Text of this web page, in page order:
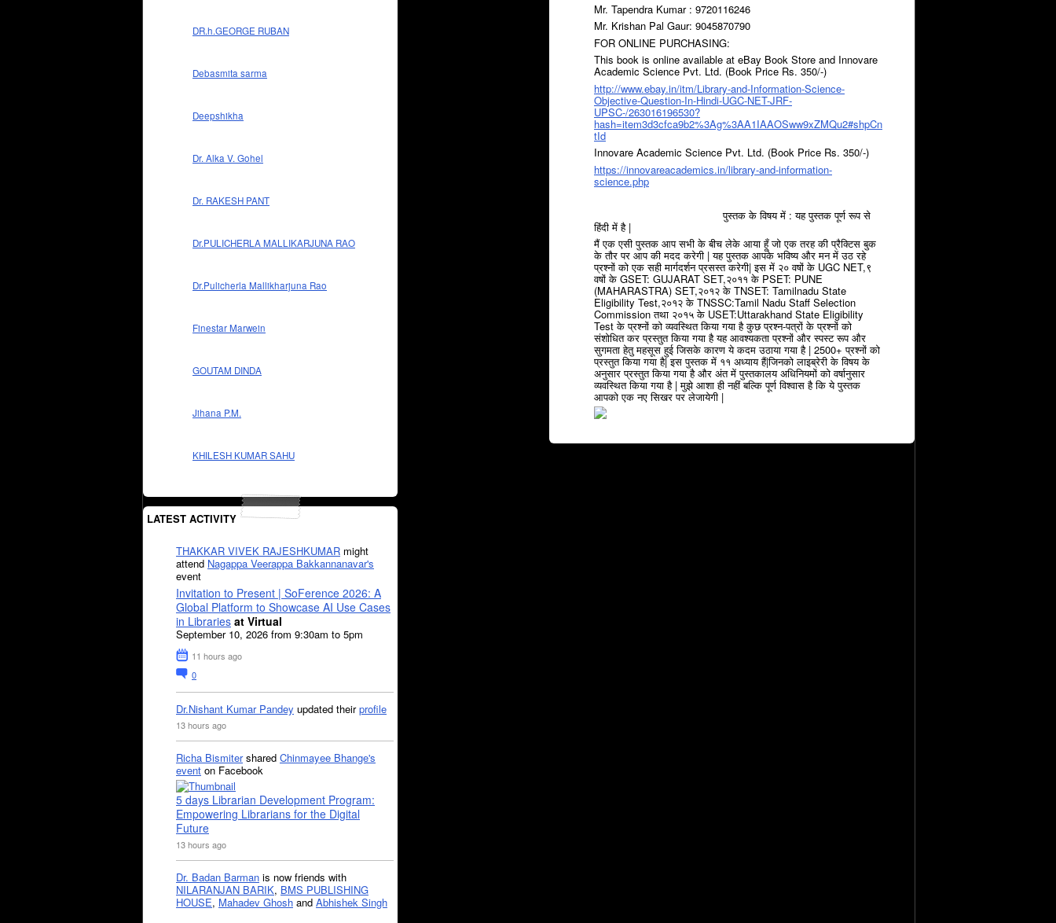
DR.h.GEORGE RUBAN
Debasmita sarma
Deepshikha
Dr. Alka V. Gohel
Dr. RAKESH PANT
Dr.PULICHERLA MALLIKARJUNA RAO
Dr.Pulicherla Mallikharjuna Rao
Finestar Marwein
GOUTAM DINDA
Jihana P.M.
KHILESH KUMAR SAHU
LATEST ACTIVITY
THAKKAR VIVEK RAJESHKUMAR might
attend Nagappa Veerappa Bakkannanavar's
event
Invitation to Present | SoFerence 2026: A
Global Platform to Showcase AI Use Cases
in Libraries at Virtual
September 10, 2026 from 9:30am to 5pm
11 hours ago
0
Dr.Nishant Kumar Pandey updated theirprofile
13 hours ago
Richa Bismitershared Chinmayee Bhange's
event on Facebook
5 days Librarian Development Program:
Empowering Librarians for the Digital
Future
13 hours ago
Dr. Badan Barman is now friends with
NILARANJAN BARIK, BMS PUBLISHING
HOUSE, Mahadev Ghosh and Abhishek Singh
Mr. Tapendra Kumar : 9720116246
Mr. Krishan Pal Gaur: 9045870790
FOR ONLINE PURCHASING:
This book is online available at eBay Book Store and Innovare
Academic Science Pvt. Ltd. (Book Price Rs. 350/-)
http://www.ebay.in/itm/Library-and-Information-Science-
Objective-Question-In-Hindi-UGC-NET-JRF-
UPSC-/263016196530?
hash=item3d3cfca9b2%3Ag%3AA1IAAOSww9xZMQu2#shpCn
tId
Innovare Academic Science Pvt. Ltd. (Book Price Rs. 350/-)
https://innovareacademics.in/library-and-information-
science.php
पुस्तक के विषय में : यह पुस्तक पूर्ण रूप से
हिंदी में है |
मैं एक एसी पुस्तक आप सभी के बीच लेके आया हूँ जो एक तरह की प्रैक्टिस बुक
के तौर पर आप की मदद करेगी | यह पुस्तक आपके भविष्य और मन में उठ रहे
प्रश्नों को एक सही मार्गदर्शन प्रसस्त करेगी| इस में २० वषों के UGC NET,९
वषों के GSET: GUJARAT SET,२०११ के PSET: PUNE
(MAHARASTRA) SET,२०१२ के TNSET: Tamilnadu State
Eligibility Test,२०१२ के TNSSC:Tamil Nadu Staff Selection
Commission तथा २०१५ के USET:Uttarakhand State Eligibility
Test के प्रश्नों को व्यवस्थित किया गया है कुछ प्रश्न-पत्रों के प्रश्नों को
संशोधित कर प्रस्तुत किया गया है यह आवश्यकता प्रश्नों और स्पस्ट रूप और
सुगमता हेतु महसूस हुई जिसके कारण ये कदम उठाया गया है | 2500+ प्रश्नों को
प्रस्तुत किया गया है| इस पुस्तक में ११ अध्याय हैं|जिनको लाइब्रेरी के विषय के
अनुसार प्रस्तुत किया गया है और अंत में पुस्तकालय अधिनियमों को वर्षानुसार
व्यवस्थित किया गया है | मुझे आशा ही नहीं बल्कि पूर्ण विश्वास है कि ये पुस्तक
आपको एक नए सिखर पर लेजायेगी |